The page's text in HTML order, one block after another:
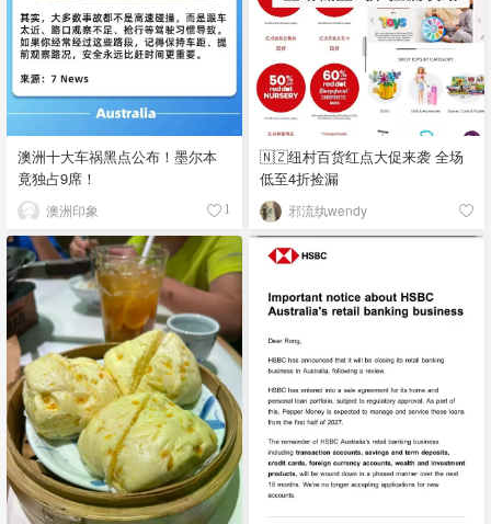
澳洲十大车祸黑点公布！墨尔本
竟独占9席！
澳洲印象 1
🇳🇿纽村百货红点大促来袭 全场
低至4折捡漏
邪流纨wendy